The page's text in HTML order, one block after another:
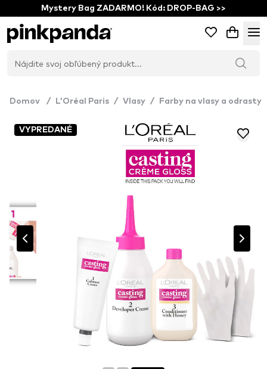
Mystery Bag ZADARMO! Kód: DROP-BAG >>
Domov / L’Oréal Paris / Vlasy / Farby na vlasy a odrasty
VYPREDANÉ